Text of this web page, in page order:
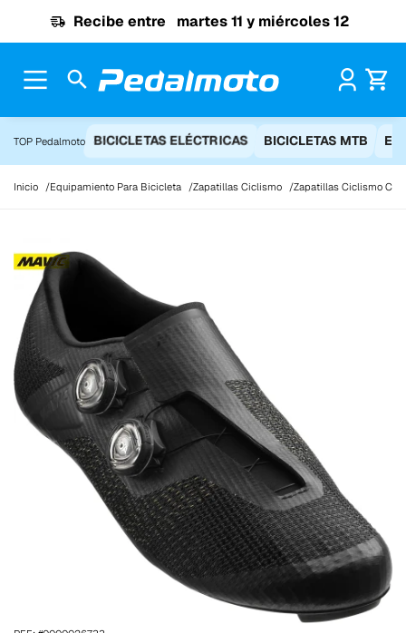
Recibe entre martes 11 y miércoles 12
TOP Pedalmoto BICICLETAS ELÉCTRICAS BICICLETAS MTB
Inicio Equipamiento Para Bicicleta Zapatillas Ciclismo Zapatillas Ciclismo